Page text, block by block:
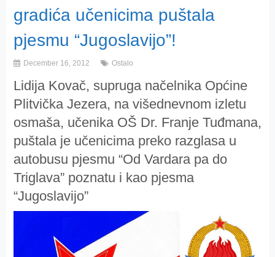
gradića učenicima puštala
pjesmu “Jugoslavijo”!
December 16, 2012 Ostalo
Lidija Kovač, supruga načelnika Općine
Plitvička Jezera, na višednevnom izletu
osmaša, učenika OŠ Dr. Franje Tuđmana,
puštala je učenicima preko razglasa u
autobusu pjesmu “Od Vardara pa do
Triglava” poznatu i kao pjesma
“Jugoslavijo”